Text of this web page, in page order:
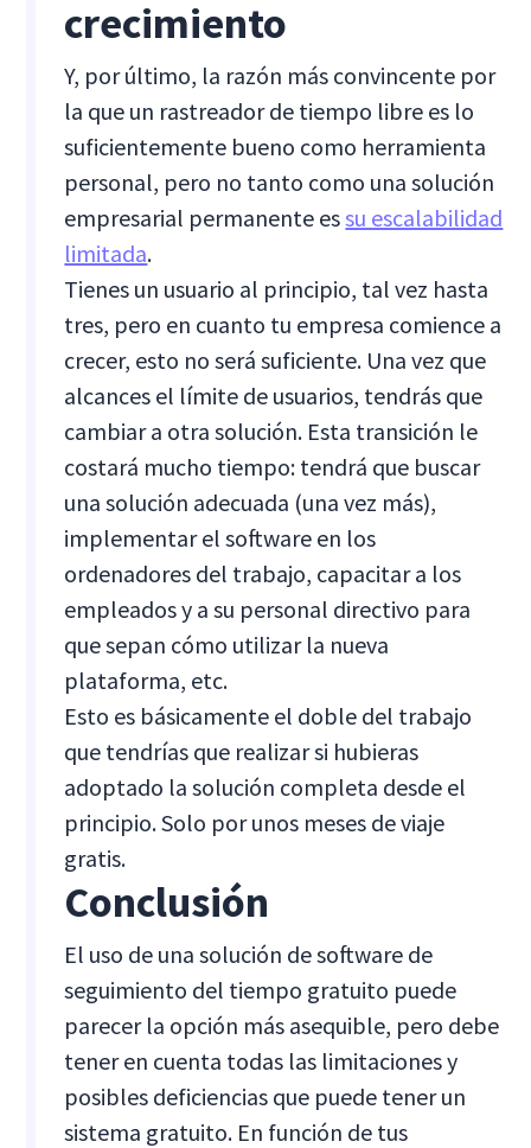
crecimiento
Y, por último, la razón más convincente por
la que un rastreador de tiempo libre es lo
suficientemente bueno como herramienta
personal, pero no tanto como una solución
empresarial permanente essu escalabilidad
limitada.
Tienes un usuario al principio, tal vez hasta
tres, pero en cuanto tu empresa comience a
crecer, esto no será suficiente. Una vez que
alcances el límite de usuarios, tendrás que
cambiar a otra solución. Esta transición le
costará mucho tiempo: tendrá que buscar
una solución adecuada (una vez más),
implementar el software en los
ordenadores del trabajo, capacitar a los
empleados y a su personal directivo para
que sepan cómo utilizar la nueva
plataforma, etc.
Esto es básicamente el doble del trabajo
que tendrías que realizar si hubieras
adoptado la solución completa desde el
principio. Solo por unos meses de viaje
gratis.
Conclusión
El uso de una solución de software de
seguimiento del tiempo gratuito puede
parecer la opción más asequible, pero debe
tener en cuenta todas las limitaciones y
posibles deficiencias que puede tener un
sistema gratuito. En función de tus